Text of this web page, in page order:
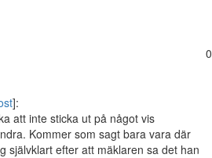
0
]:
att inte sticka ut på något vis
Kommer som sagt bara vara där
självklart efter att mäklaren sa det han